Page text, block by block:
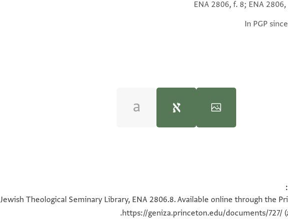
ENA 2806, f. 8; ENA
In PGP
ראש]
100%
Jewish Theological Seminary Library, ENA 2806.8. Available online through the
https://geniza.princeton.edu/documents/727/